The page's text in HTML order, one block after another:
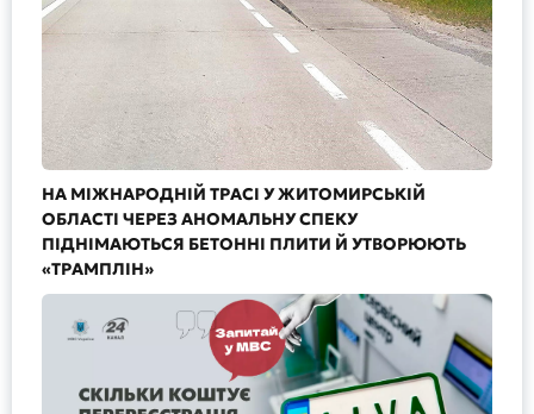
НА МІЖНАРОДНІЙ ТРАСІ У ЖИТОМИРСЬКІЙ
ОБЛАСТІ ЧЕРЕЗ АНОМАЛЬНУ СПЕКУ
ПІДНІМАЮТЬСЯ БЕТОННІ ПЛИТИ Й УТВОРЮЮТЬ
«ТРАМПЛІН»